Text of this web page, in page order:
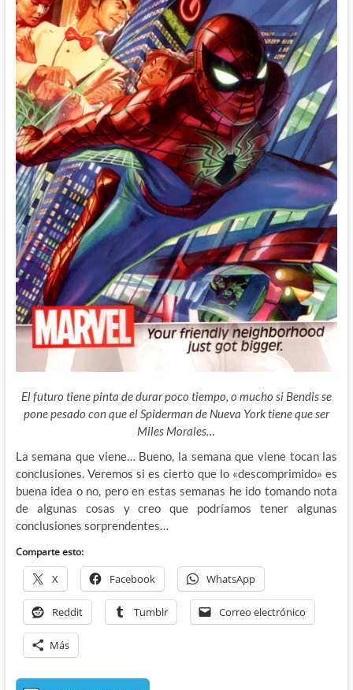
El futuro tiene pinta de durar poco tiempo, o mucho si Bendis se
pone pesado con que el Spiderman de Nueva York tiene que ser
Miles Morales…
La semana que viene… Bueno, la semana que viene tocan las
conclusiones. Veremos si es cierto que lo «descomprimido» es
buena idea o no, pero en estas semanas he ido tomando nota
de algunas cosas y creo que podríamos tener algunas
conclusiones sorprendentes…
Comparte esto:
X Facebook WhatsApp
Reddit Tumblr Correo electrónico
Más